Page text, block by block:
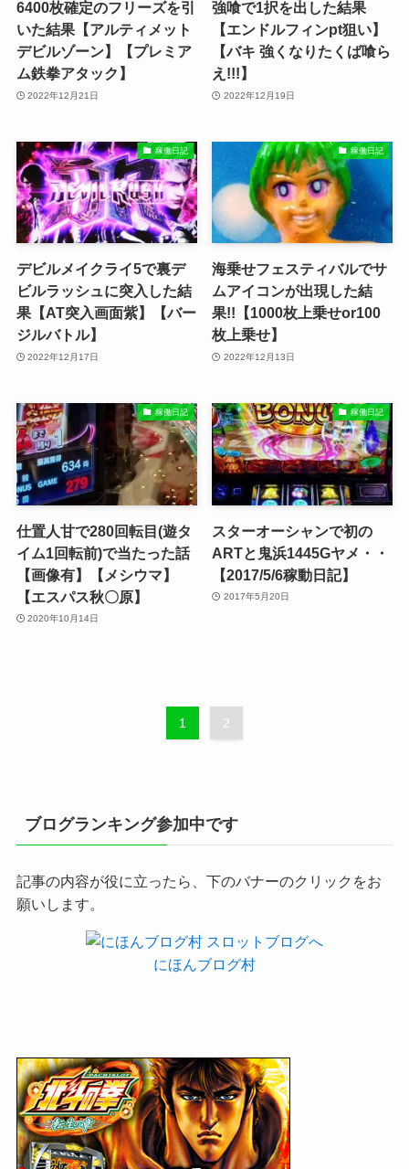
6400枚確定のフリーズを引
いた結果【アルティメット
デビルゾーン】【プレミア
ム鉄拳アタック】
2022年12月21日
強喰で1択を出した結果
【エンドルフィンpt狙い】
【バキ 強くなりたくば喰ら
え!!!】
2022年12月19日
稼働日記
デビルメイクライ5で裏デ
ビルラッシュに突入した結
果【AT突入画面紫】【バー
ジルバトル】
2022年12月17日
稼働日記
海乗せフェスティバルでサ
ムアイコンが出現した結
果!!【1000枚上乗せor100
枚上乗せ】
2022年12月13日
稼働日記
仕置人甘で280回転目(遊タ
イム1回転前)で当たった話
【画像有】【メシウマ】
【エスパス秋〇原】
2020年10月14日
稼働日記
スターオーシャンで初の
ARTと鬼浜1445Gヤメ・・
【2017/5/6稼動日記】
2017年5月20日
1 2
ブログランキング参加中です
記事の内容が役に立ったら、下のバナーのクリックをお
願いします。
にほんブログ村